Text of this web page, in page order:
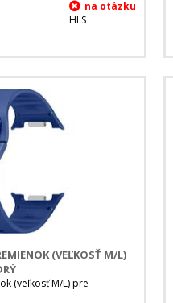
HLS
(VEĽKOSŤ M/L)
(veľkosť M/L) pre